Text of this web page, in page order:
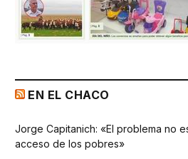
EN EL CHACO
Jorge Capitanich: «El problema no
acceso de los pobres»